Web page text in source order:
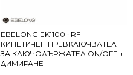
EBELONG EK1100 · RF
КИНЕТИЧЕН ПРЕВКЛЮЧВАТЕЛ
ЗА КЛЮЧОДЪРЖАТЕЛ ON/OFF +
ДИМИРАНЕ